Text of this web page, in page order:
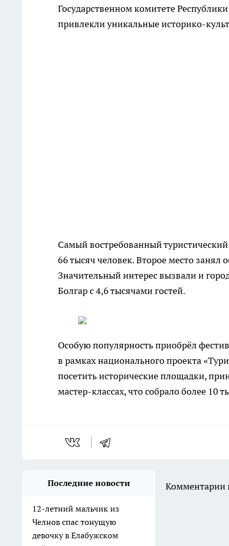
Государственном комитете
привлекли уникальные историко-
Самый востребованный
66 тысяч человек. Второе место занял
Значительный интерес вызвали и
Болгар с 4,6 тысячами гостей.
Особую популярность приобрёл
в рамках национального проекта
посетить исторические площадки,
мастер-классах, что собрало более 10
Последние новости
12-летний мальчик из
Челнов спас тонущую
девочку в Елабужском
Комментарии